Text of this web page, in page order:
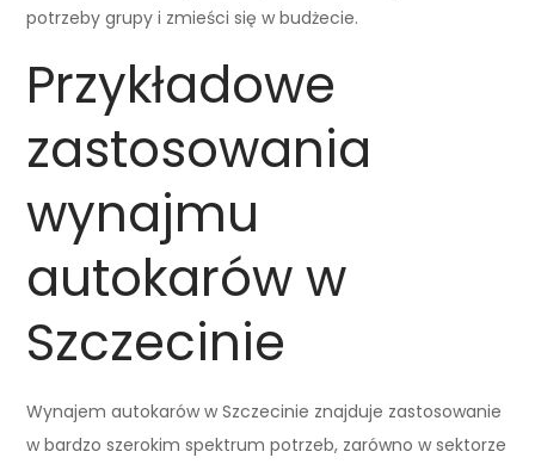
potrzeby grupy i zmieści się w budżecie.
Przykładowe
zastosowania
wynajmu
autokarów w
Szczecinie
Wynajem autokarów w Szczecinie znajduje zastosowanie
w bardzo szerokim spektrum potrzeb, zarówno w sektorze